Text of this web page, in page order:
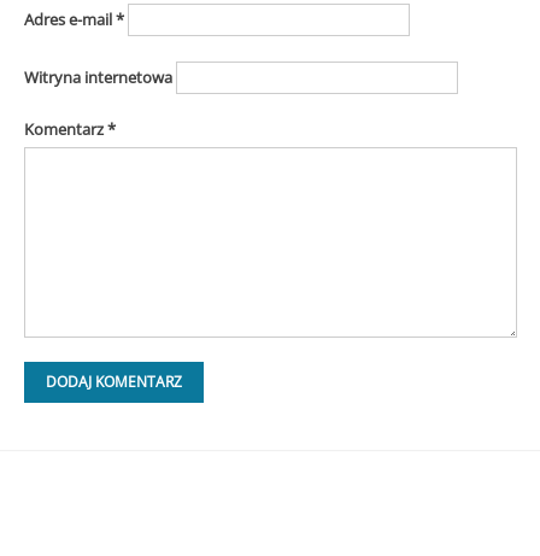
Adres e-mail*
Witryna internetowa
Komentarz*